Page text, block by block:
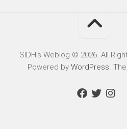
SIDH′s Weblog © 2026. All
Powered by WordPress.